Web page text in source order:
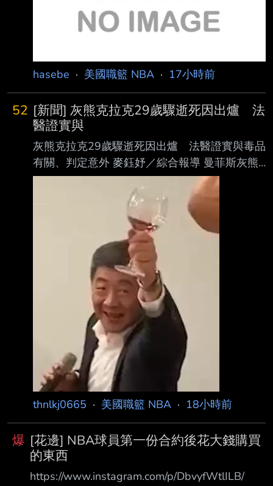
hasebe · 美國職籃 NBA · 17小時前
52 [新聞] 灰熊克拉克29歲驟逝死因出爐 法
醫證實與
灰熊克拉克29歲驟逝死因出爐 法醫證實與毒品
有關、判定意外 麥鈺妤／綜合報導 曼菲斯灰熊
前鋒克拉克（Brandon Clarke）今年5月驟逝，
享年29歲，震驚NBA。時隔近3個 月，洛杉磯郡
法醫辦公室公布死因調查結果，確認克拉克死於
海洛因與古柯鹼共同作用， 死亡方式則被判定
為「意外」。 克拉克於5月11日晚間被發現倒臥
在洛杉磯聖費爾南多谷一處住宅的臥室內，當救
護人員 抵達現場時已失去生命跡象，隨後當場
宣告死亡。根據當時美國媒體報導，現場曾發現
毒 品，但警方並未發現涉及他殺的跡象。 克拉
克的驟逝當時震撼N
thnlkj0665 · 美國職籃 NBA · 18小時前
爆 [花邊] NBA球員第一份合約後花大錢購買
的東西
https://www.instagram.com/p/DbvyfWtlILB/